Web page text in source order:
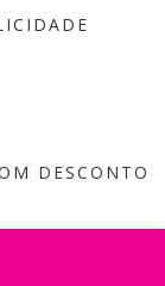
DESCONTO